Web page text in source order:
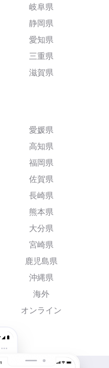
岐阜県
静岡県
愛知県
三重県
滋賀県
愛媛県
高知県
福岡県
佐賀県
長崎県
熊本県
大分県
宮崎県
鹿児島県
沖縄県
海外
オンライン